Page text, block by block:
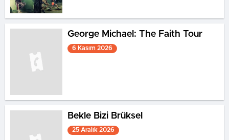
George Michael: The Faith Tour
6 Kasım 2026
Bekle Bizi Brüksel
25 Aralık 2026